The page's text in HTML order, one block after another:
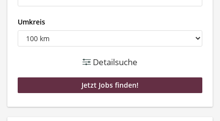
Umkreis
Detailsuche